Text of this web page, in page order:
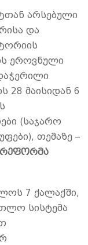
არსებული
და
ეროვნული
28 მაისიდან 6
(საჯარო
თემაზე –
რეფორმა
7 ქალაქში,
სისტემა